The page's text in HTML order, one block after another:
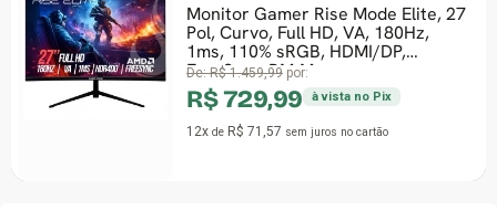
Monitor Gamer Rise Mode Elite, 27
Pol, Curvo, Full HD, VA, 180Hz,
1ms, 110% sRGB, HDMI/DP,
FreeSync, RM-M
De: R$ 1.459,99por:
R$ 729,99 à vista no Pix
deR$ 71,57sem juros no cartão